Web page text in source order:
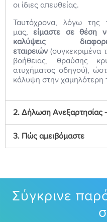
οι ίδιες απευθείας.
Ταυτόχρονα, λόγω της
μας,είμαστε σε θέση
καλύψεις
εταιρειών (συγκεκριμένα
βοήθειας, θραύσης
ατυχήματος οδηγού),
κάλυψη στην χαμηλότερη
2. Δήλωση Ανεξαρτησίας –
3. Πώς αμειβόμαστε
Σύγκρινε